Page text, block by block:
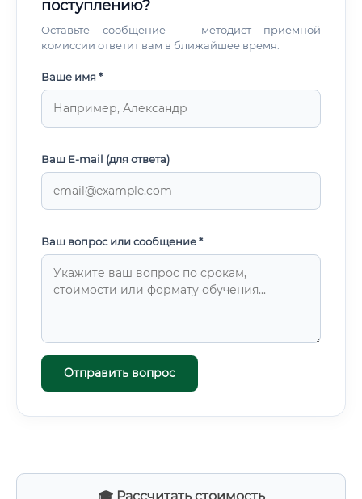
поступлению?
Оставьте сообщение — методист приемной
комиссии ответит вам в ближайшее время.
Ваше имя *
Ваш E-mail (для ответа)
Ваш вопрос или сообщение *
Отправить вопрос